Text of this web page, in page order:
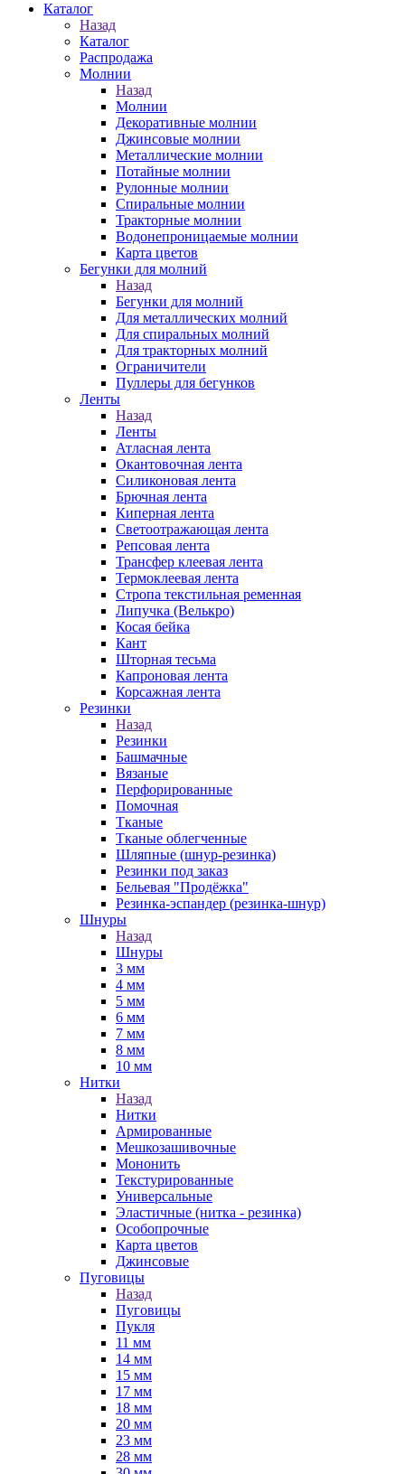
Каталог
Назад
Каталог
Распродажа
Молнии
Назад
Молнии
Декоративные молнии
Джинсовые молнии
Металлические молнии
Потайные молнии
Рулонные молнии
Спиральные молнии
Тракторные молнии
Водонепроницаемые молнии
Карта цветов
Бегунки для молний
Назад
Бегунки для молний
Для металлических молний
Для спиральных молний
Для тракторных молний
Ограничители
Пуллеры для бегунков
Ленты
Назад
Ленты
Атласная лента
Окантовочная лента
Силиконовая лента
Брючная лента
Киперная лента
Светоотражающая лента
Репсовая лента
Трансфер клеевая лента
Термоклеевая лента
Стропа текстильная ременная
Липучка (Велькро)
Косая бейка
Кант
Шторная тесьма
Капроновая лента
Корсажная лента
Резинки
Назад
Резинки
Башмачные
Вязаные
Перфорированные
Помочная
Тканые
Тканые облегченные
Шляпные (шнур-резинка)
Резинки под заказ
Бельевая "Продёжка"
Резинка-эспандер (резинка-шнур)
Шнуры
Назад
Шнуры
3 мм
4 мм
5 мм
6 мм
7 мм
8 мм
10 мм
Нитки
Назад
Нитки
Армированные
Мешкозашивочные
Мононить
Текстурированные
Универсальные
Эластичные (нитка - резинка)
Особопрочные
Карта цветов
Джинсовые
Пуговицы
Назад
Пуговицы
Пукля
11 мм
14 мм
15 мм
17 мм
18 мм
20 мм
23 мм
28 мм